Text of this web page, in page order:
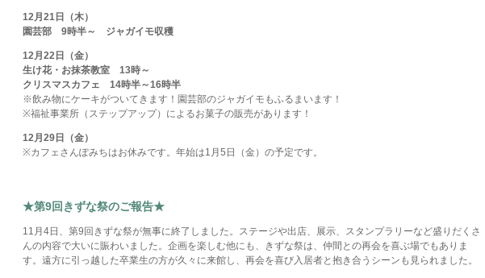
12月21日（木）
園芸部 9時半～ ジャガイモ収穫
12月22日（金）
生け花・お抹茶教室 13時～
クリスマスカフェ 14時半～16時半
※飲み物にケーキがついてきます！園芸部のジャガイモもふるまいます！
※福祉事業所（ステップアップ）によるお菓子の販売があります！
12月29日（金）
※カフェさんぽみちはお休みです。年始は1月5日（金）の予定です。
★第9回きずな祭のご報告★
11月4日、第9回きずな祭が無事に終了しました。ステージや出店、展示、スタンプラリーなど盛りだくさ
んの内容で大いに賑わいました。企画を楽しむ他にも、きずな祭は、仲間との再会を喜ぶ場でもありま
す。遠方に引っ越した卒業生の方が久々に来館し、再会を喜び入居者と抱き合うシーンも見られました。